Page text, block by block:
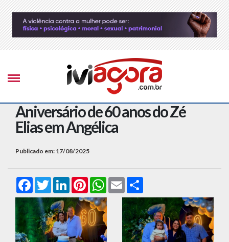
Aniversário de 60 anos do Zé
Elias em Angélica
Publicado em: 17/08/2025
FacebookTwitterLinkedInPinterestWhatsApp
Email